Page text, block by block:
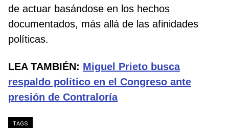
de actuar basándose en los hechos
documentados, más allá de las afinidades
políticas.
LEA TAMBIÉN: Miguel Prieto busca
respaldo político en el Congreso ante
presión de Contraloría
TAGS